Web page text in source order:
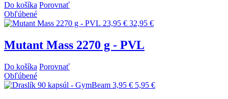
Do košíka Porovnať
Obľúbené
23,95 € 32,95 €
Mutant Mass 2270 g - PVL
Do košíka Porovnať
Obľúbené
3,95 € 5,95 €